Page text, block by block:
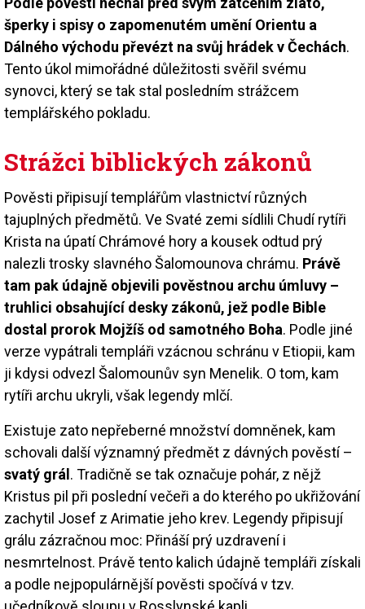
šperky i spisy o zapomenutém umění Orientu a
Dálného východu převézt na svůj hrádek v Čechách.
Tento úkol mimořádné důležitosti svěřil svému
synovci, který se tak stal posledním strážcem
templářského pokladu.
Strážci biblických zákonů
Pověsti připisují templářům vlastnictví různých
tajuplných předmětů. Ve Svaté zemi sídlili Chudí rytíři
Krista na úpatí Chrámové hory a kousek odtud prý
nalezli trosky slavného Šalomounova chrámu. Právě
tam pak údajně objevili pověstnou archu úmluvy –
truhlici obsahující desky zákonů, jež podle Bible
dostal prorok Mojžíš od samotného Boha. Podle jiné
verze vypátrali templáři vzácnou schránu v Etiopii, kam
ji kdysi odvezl Šalomounův syn Menelik. O tom, kam
rytíři archu ukryli, však legendy mlčí.
Existuje zato nepřeberné množství domněnek, kam
schovali další významný předmět z dávných pověstí –
svatý grál. Tradičně se tak označuje pohár, z nějž
Kristus pil při poslední večeři a do kterého po ukřižování
zachytil Josef z Arimatie jeho krev. Legendy připisují
grálu zázračnou moc: Přináší prý uzdravení i
nesmrtelnost. Právě tento kalich údajně templáři získali
a podle nejpopulárnější pověsti spočívá v tzv.